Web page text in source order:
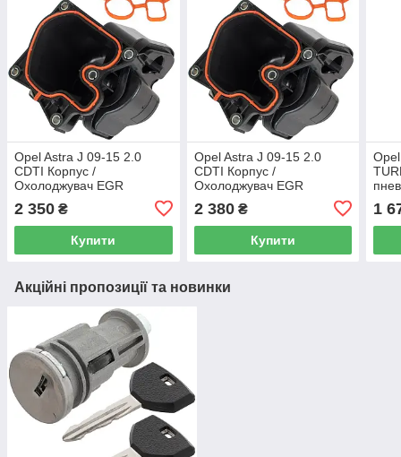
Opel Astra J 09-15 2.0
CDTI Корпус /
Охолоджувач EGR
вакуумний пневмоторакс
2 350 ₴
Купити
Opel Astra J 09-15 2.0
CDTI Корпус /
Охолоджувач EGR
вакуумний пневмоторакс
2 380₴
Купити
1
Акційні пропозиції та новинки